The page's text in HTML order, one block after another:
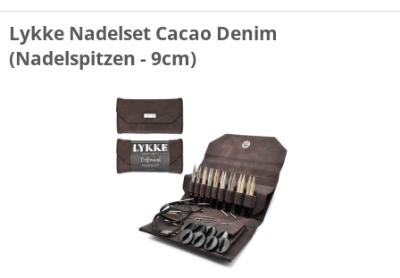
Lykke Nadelset Cacao Denim
(Nadelspitzen - 9cm)